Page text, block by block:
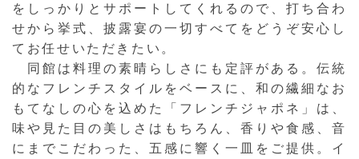
をしっかりとサポートしてくれるので、打ち合わ
せから挙式、披露宴の一切すべてをどうぞ安心し
てお任せいただきたい。
同館は料理の素晴らしさにも定評がある。伝統
的なフレンチスタイルをベースに、和の繊細なお
もてなしの心を込めた「フレンチジャポネ」は、
味や見た目の美しさはもちろん、香りや食感、音
にまでこだわった、五感に響く一皿をご提供。イ